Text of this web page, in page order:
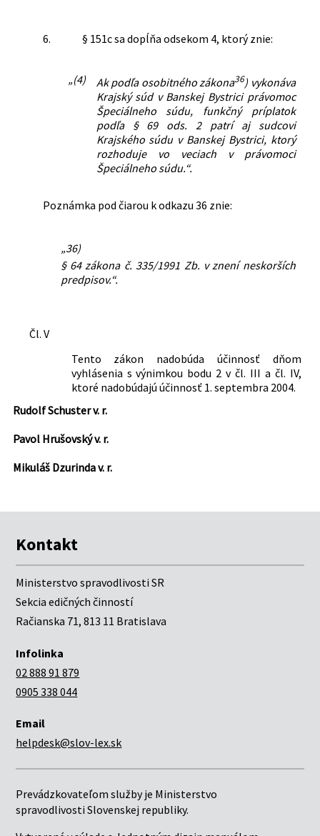
6. § 151c sa dopĺňa odsekom 4, ktorý znie:
„(4) Ak podľa osobitného zákona36) vykonáva
Krajský súd v Banskej Bystrici právomoc
Špeciálneho súdu, funkčný príplatok
podľa § 69 ods. 2 patrí aj sudcovi
Krajského súdu v Banskej Bystrici, ktorý
rozhoduje vo veciach v právomoci
Špeciálneho súdu.“.
Poznámka pod čiarou k odkazu 36 znie:
„36)
§ 64 zákona č. 335/1991 Zb. v znení neskorších
predpisov.“.
Čl. V
Tento zákon nadobúda účinnosť dňom
vyhlásenia s výnimkou bodu 2 v čl. III a čl. IV,
ktoré nadobúdajú účinnosť 1. septembra 2004.
Rudolf Schuster v. r.
Pavol Hrušovský v. r.
Mikuláš Dzurinda v. r.
Kontakt
Ministerstvo spravodlivosti SR
Sekcia edičných činností
Račianska 71, 813 11 Bratislava
Infolinka
02 888 91 879
0905 338 044
Email
helpdesk@slov-lex.sk
Prevádzkovateľom služby je Ministerstvo
spravodlivosti Slovenskej republiky.